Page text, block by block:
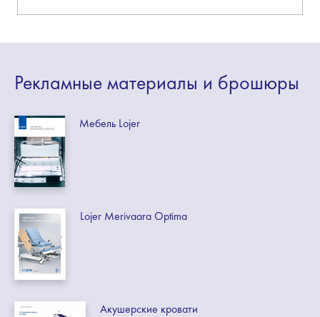
Рекламные материалы и брошюры
Мебель Lojer
Lojer Merivaara Optima
Акушерские кровати